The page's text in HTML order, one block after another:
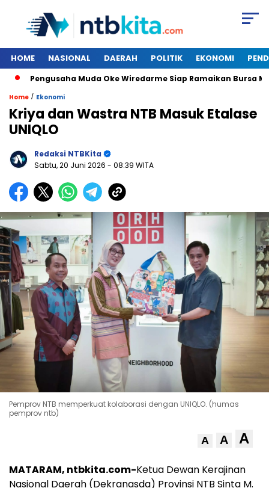
HOME NASIONAL DAERAH POLITIK EKONOMI
Pengusaha Muda Oke Wiredarme Siap Ramaikan Bursa
Home / Ekonomi
Kriya dan Wastra NTB Masuk Etalase
UNIQLO
Redaksi NTBKita
Sabtu, 20 Juni 2026 - 08:39 WITA
Pemprov NTB memperkuat kolaborasi dengan UNIQLO. (humas
pemprov ntb)
A A A
MATARAM, ntbkita.com-Ketua Dewan Kerajinan
Nasional Daerah (Dekranasda) Provinsi NTB Sinta M.